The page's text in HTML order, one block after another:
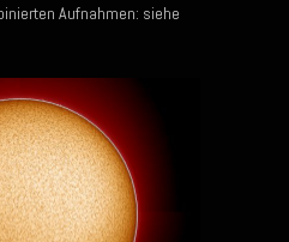
Aufnahmen: siehe